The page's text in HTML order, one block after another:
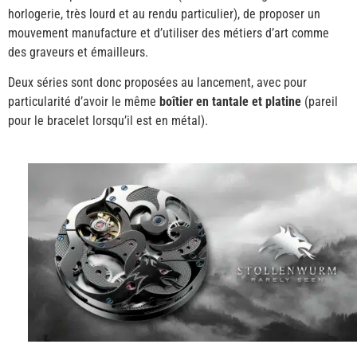
horlogerie, très lourd et au rendu particulier), de proposer un
mouvement manufacture et d’utiliser des métiers d’art comme
des graveurs et émailleurs.
Deux séries sont donc proposées au lancement, avec pour
particularité d’avoir le même boîtier en tantale et platine (pareil
pour le bracelet lorsqu’il est en métal).